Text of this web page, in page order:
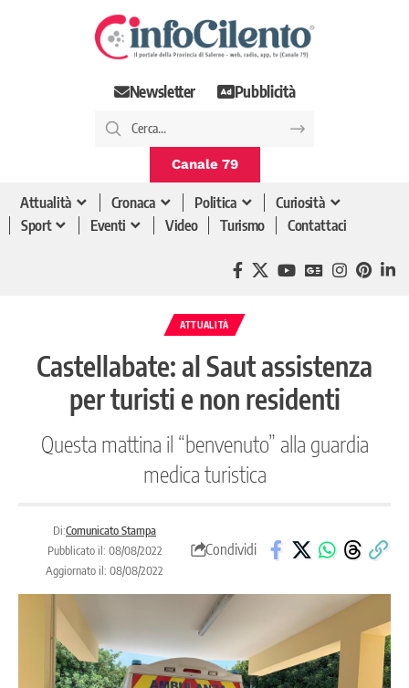
Newsletter Pubblicità
Canale 79
Attualità Cronaca Politica
Curiosità
Sport
Eventi Video Turismo Contattaci
ATTUALITÀ
Castellabate: al Saut assistenza
per turisti e non residenti
Questa mattina il “benvenuto” alla guardia
medica turistica
Di:Comunicato Stampa
Pubblicato il: 08/08/2022
Aggiornato il: 08/08/2022
Condividi